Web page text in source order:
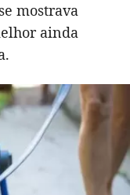
mostrava
ainda